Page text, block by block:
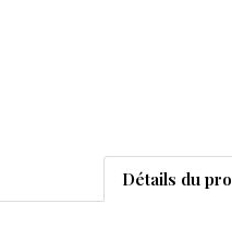
Détails du